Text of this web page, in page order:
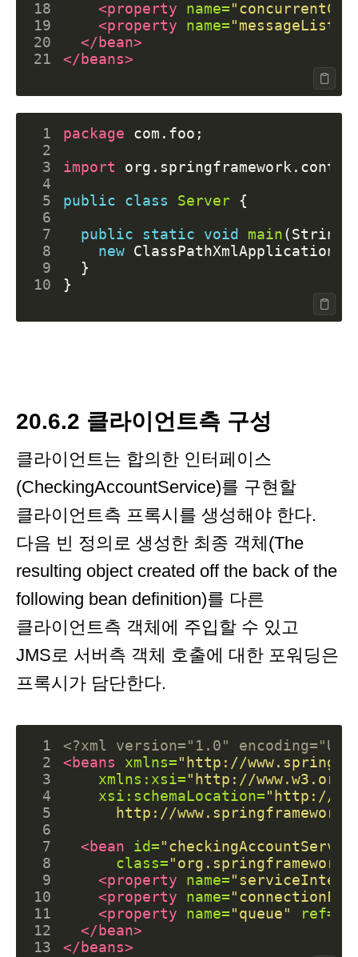
18 <property name=
19
<property name=
20
</bean>
21
</beans>
1 package com.foo ;
2
3
import
4
5
public class Server
{
6
7
public static void main(String
8
new
9
}
10
}
20.6.2 클라이언트측 구성
클라이언트는 합의한 인터페이스
(CheckingAccountService)를 구현할
클라이언트측 프록시를 생성해야 한다.
다음 빈 정의로 생성한 최종 객체(The
resulting object created off the back of the
following bean definition)를 다른
클라이언트측 객체에 주입할 수 있고
JMS로 서버측 객체 호출에 대한 포워딩은
프록시가 담단한다.
1
<?xml version="1.0"
2
<beans xmlns="http://
3
xmlns:xsi="http://www.w3.org/
4
xsi:schemaLocation=
5
http://
6
7
<bean id=
8
class=
9
<property name=
10
<property name=
11
<property name="queue" ref=
12
</bean>
13
</beans>